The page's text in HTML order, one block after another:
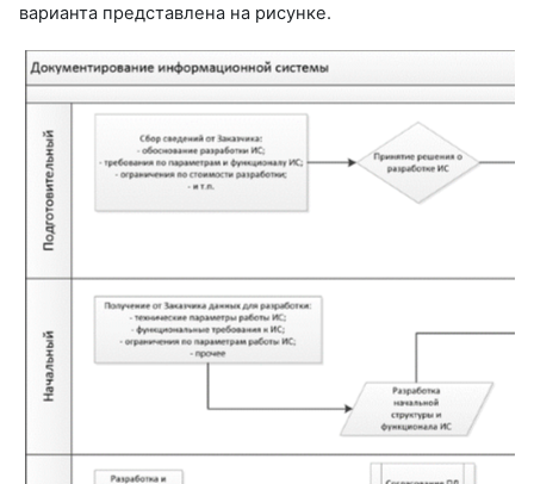
варианта представлена на рисунке.